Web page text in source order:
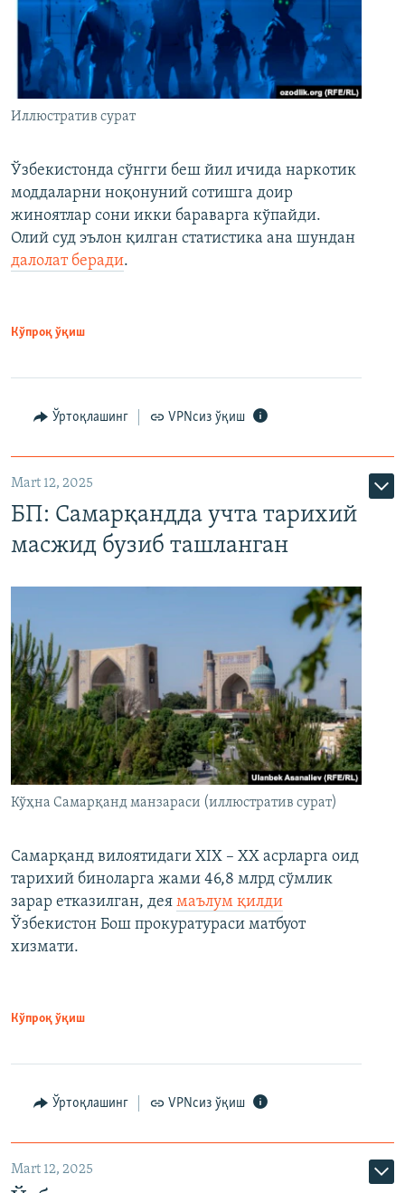
Иллюстратив сурат
Ўзбекистонда сўнгги беш йил ичида наркотик
моддаларни ноқонуний сотишга доир
жиноятлар сони икки бараварга кўпайди.
Олий суд эълон қилган статистика ана шундан
далолат беради.
Кўпроқ ўқиш
Ўртоқлашинг VPNсиз ўқиш
Mart 12, 2025
БП: Самарқандда учта тарихий
масжид бузиб ташланган
Кўҳна Самарқанд манзараси (иллюстратив сурат)
Самарқанд вилоятидаги XIX – XX асрларга оид
тарихий биноларга жами 46,8 млрд сўмлик
зарар етказилган, дея маълум қилди
Ўзбекистон Бош прокуратураси матбуот
хизмати.
Кўпроқ ўқиш
Ўртоқлашинг VPNсиз ўқиш
Mart 12, 2025